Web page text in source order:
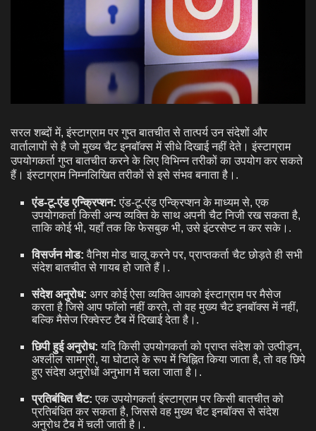
सरल शब्दों में, इंस्टाग्राम पर गुप्त बातचीत से तात्पर्य उन संदेशों और
वार्तालापों से है जो मुख्य चैट इनबॉक्स में सीधे दिखाई नहीं देते। इंस्टाग्राम
उपयोगकर्ता गुप्त बातचीत करने के लिए विभिन्न तरीकों का उपयोग कर सकते
हैं। इंस्टाग्राम निम्नलिखित तरीकों से इसे संभव बनाता है।.
एंड-टू-एंड एन्क्रिप्शन: एंड-टू-एंड एन्क्रिप्शन के माध्यम से, एक
उपयोगकर्ता किसी अन्य व्यक्ति के साथ अपनी चैट निजी रख सकता है,
ताकि कोई भी, यहाँ तक कि फेसबुक भी, उसे इंटरसेप्ट न कर सके।.
विसर्जन मोड: वैनिश मोड चालू करने पर, प्राप्तकर्ता चैट छोड़ते ही सभी
संदेश बातचीत से गायब हो जाते हैं।.
संदेश अनुरोध: अगर कोई ऐसा व्यक्ति आपको इंस्टाग्राम पर मैसेज
करता है जिसे आप फॉलो नहीं करते, तो वह मुख्य चैट इनबॉक्स में नहीं,
बल्कि मैसेज रिक्वेस्ट टैब में दिखाई देता है।.
छिपी हुई अनुरोध: यदि किसी उपयोगकर्ता को प्राप्त संदेश को उत्पीड़न,
अश्लील सामग्री, या घोटाले के रूप में चिह्नित किया जाता है, तो वह छिपे
हुए संदेश अनुरोधों अनुभाग में चला जाता है।.
प्रतिबंधित चैट: एक उपयोगकर्ता इंस्टाग्राम पर किसी बातचीत को
प्रतिबंधित कर सकता है, जिससे वह मुख्य चैट इनबॉक्स से संदेश
अनुरोध टैब में चली जाती है।.